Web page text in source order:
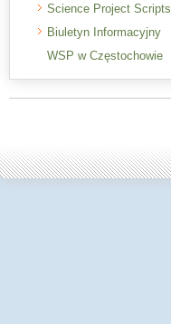
Science Project Scripts
Biuletyn Informacyjny
WSP w Częstochowie